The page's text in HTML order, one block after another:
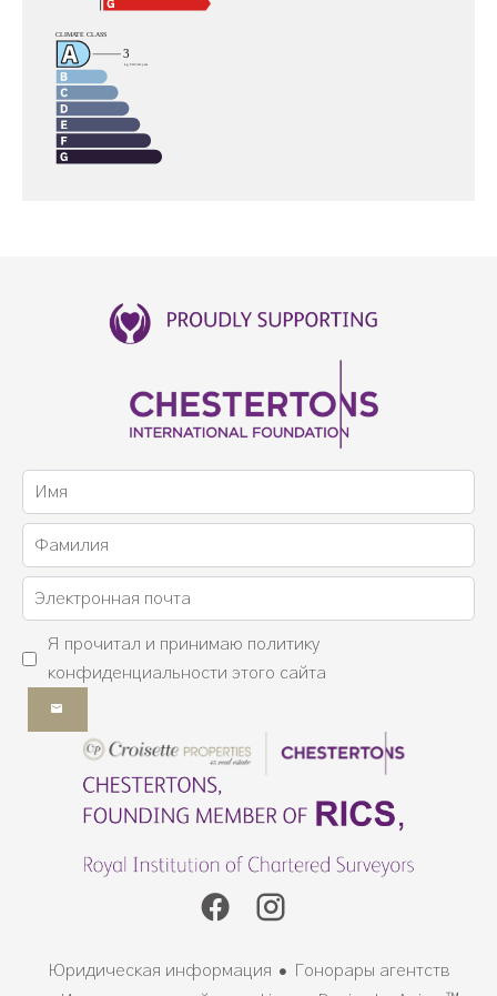
Я прочитал и принимаю политику
конфиденциальности этого сайта
Юридическая информация
Гонорары агентств